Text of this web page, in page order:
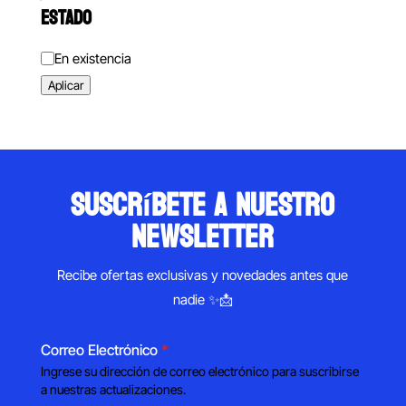
ESTADO
Estado
En existencia
Aplicar
suscríbete a nuestro
newsletter
Recibe ofertas exclusivas y novedades antes que
nadie ✨📩
Correo Electrónico *
Ingrese su dirección de correo electrónico para suscribirse
a nuestras actualizaciones.